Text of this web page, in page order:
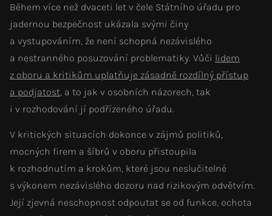
Během více než dvaceti let v čele Státního úřadu pro
jadernou bezpečnost ukázala svými činy
a vystupováním, že není schopná nezávislého
a nestranného posuzování problematiky. Vůči lidem
z oboru a kritikům uplatňuje zásadně rozdílný přístup
a podjatost , a to jak v osobních názorech, tak
i v rozhodování jí podřízeného úřadu.
V kritických situacích dokonce v zájmů politiků,
mocných firem a šíbrů v oboru přistoupila
k rozhodnutím a krokům, které jsou neslučitelné
s výkonem nezávislého dozoru nad rizikovým odvětvím.
Její zjevná neschopnost odpoutat se od funkce, ochota